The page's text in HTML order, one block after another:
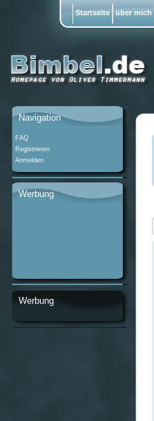
Navigation
FAQ
Registrieren
Anmelden
Werbung
Werbung
Startseite über mich